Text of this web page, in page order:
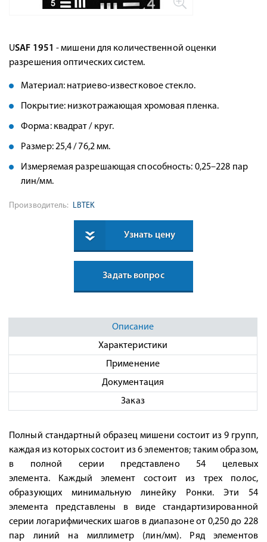
USAF 1951 - мишени для количественной оценки
разрешения оптических систем.
Материал: натриево-известковое стекло.
Покрытие: низкотражающая хромовая пленка.
Форма: квадрат / круг.
Размер: 25,4 / 76,2 мм.
Измеряемая разрешающая способность: 0,25–228 пар
лин/мм.
Производитель: LBTEK
Узнать цену
Задать вопрос
Описание
Характеристики
Применение
Документация
Заказ
Полный стандартный образец мишени состоит из 9 групп,
каждая из которых состоит из 6 элементов; таким образом,
в полной серии представлено 54 целевых
элемента. Каждый элемент состоит из трех полос,
образующих минимальную линейку Ронки. Эти 54
элемента представлены в виде стандартизированной
серии логарифмических шагов в диапазоне от 0,250 до 228
пар линий на миллиметр (лин/мм). Ряд элементов